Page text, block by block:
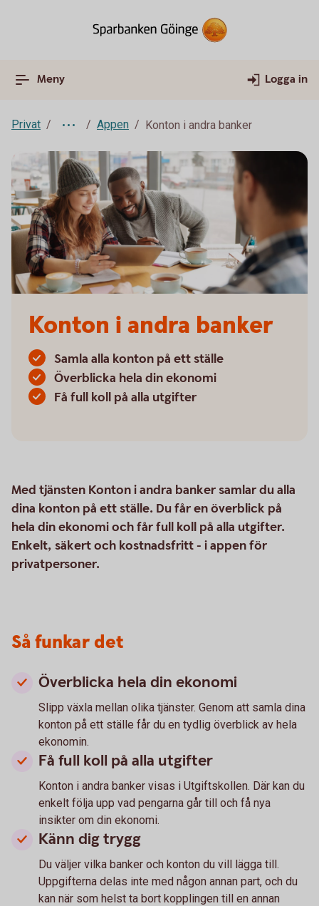
Meny Logga in
Privat Appen Konton i andra banker
Konton i andra banker
Samla alla konton på ett ställe
Överblicka hela din ekonomi
Få full koll på alla utgifter
Med tjänsten Konton i andra banker samlar du alla
dina konton på ett ställe. Du får en överblick på
hela din ekonomi och får full koll på alla utgifter.
Enkelt, säkert och kostnadsfritt - i appen för
privatpersoner.
Så funkar det
Överblicka hela din ekonomi
Slipp växla mellan olika tjänster. Genom att samla dina
konton på ett ställe får du en tydlig överblick av hela
ekonomin.
Få full koll på alla utgifter
Konton i andra banker visas i Utgiftskollen. Där kan du
enkelt följa upp vad pengarna går till och få nya
insikter om din ekonomi.
Känn dig trygg
Du väljer vilka banker och konton du vill lägga till.
Uppgifterna delas inte med någon annan part, och du
kan när som helst ta bort kopplingen till en annan